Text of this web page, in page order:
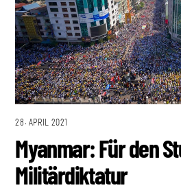
28. APRIL 2021
Myanmar: Für den
Militärdiktatur